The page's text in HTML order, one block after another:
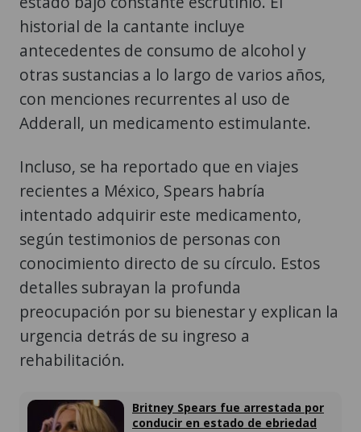
historial de la cantante incluye
antecedentes de consumo de alcohol y
otras sustancias a lo largo de varios años,
con menciones recurrentes al uso de
Adderall, un medicamento estimulante.
Incluso, se ha reportado que en viajes
recientes a México, Spears habría
intentado adquirir este medicamento,
según testimonios de personas con
conocimiento directo de su círculo. Estos
detalles subrayan la profunda
preocupación por su bienestar y explican la
urgencia detrás de su ingreso a
rehabilitación.
Britney Spears fue arrestada por
conducir en estado de ebriedad